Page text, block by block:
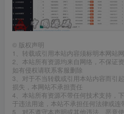
© 版权声明
1、转载或引用本站内容须标明本网站
2、本站所有资源均来自网络，不保证
如有侵权请联系客服删除
3、对于不当转载或引用本站内容而引
损失，本网站不承担责任
4、本站所有资源不带任何技术支持，
于违法用途，本站不承担任何法律或连
5、对不遵守本声明或其他违法、恶意